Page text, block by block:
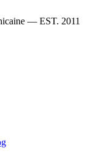
— EST. 2011